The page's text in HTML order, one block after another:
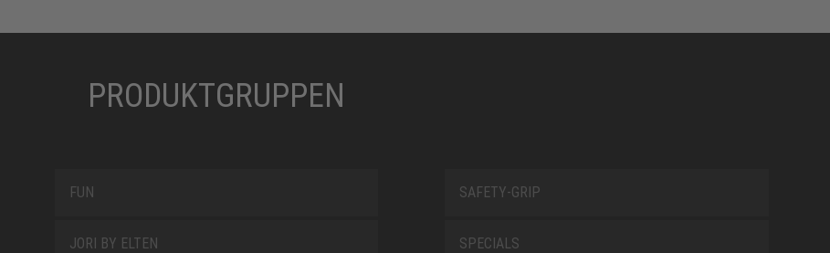
PRODUKTGRUPPEN
FUN
JORI BY ELTEN
SAFETY-GRIP
SPECIALS